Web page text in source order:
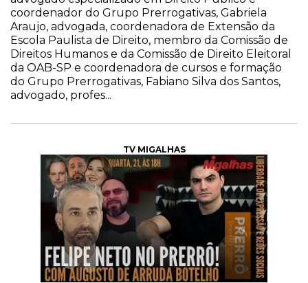
coordenador do Grupo Prerrogativas, Gabriela
Araujo, advogada, coordenadora de Extensão da
Escola Paulista de Direito, membro da Comissão de
Direitos Humanos e da Comissão de Direito Eleitoral
da OAB-SP e coordenadora de cursos e formação
do Grupo Prerrogativas, Fabiano Silva dos Santos,
advogado, profes...
TV MIGALHAS